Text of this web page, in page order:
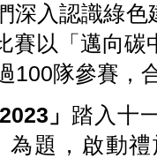
深入認識綠
賽以「邁向
100隊參賽，
」 踏入十
為題，啟動